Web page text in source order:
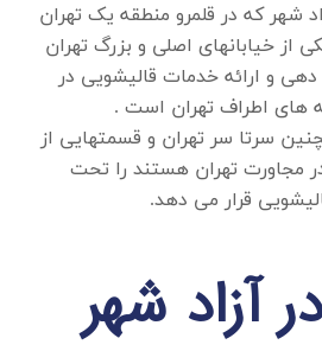
شهر که در قلمرو منطقه یک تهران
از خیابانهای اصلی و بزرگ تهران
و ارائه خدمات قالیشویی در
های اطراف تهران است .
سرتا سر تهران و قسمتهایی از
مجاورت تهران هستند را تحت
قرار می دهد.
آزاد شهر